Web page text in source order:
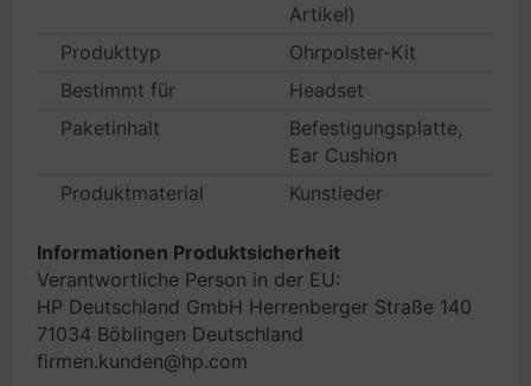
Artikel)
Produkttyp
Ohrpolster-Kit
Bestimmt für
Headset
Paketinhalt
Befestigungsplatte,
Ear Cushion
Produktmaterial
Kunstleder
Informationen Produktsicherheit
Verantwortliche Person in der EU:
HP Deutschland GmbH Herrenberger Straße 140
71034 Böblingen Deutschland
firmen.kunden@hp.com